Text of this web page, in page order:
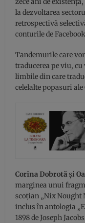
la dezvoltarea
retrospectivă
conturile de
Tandemurile care
traducerea pe viu,
limbile din care
celelalte popasuri ale
Corina Dobrotăși
marginea unui
scoțian „Nix Nought
inclus în antologia
1898 de Joseph